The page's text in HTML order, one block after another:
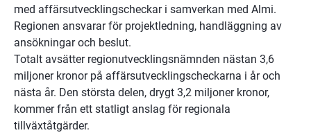
med affärsutvecklingscheckar i samverkan med Almi.
Regionen ansvarar för projektledning, handläggning av
ansökningar och beslut.
Totalt avsätter regionutvecklingsnämnden nästan 3,6
miljoner kronor på affärsutvecklingscheckarna i år och
nästa år. Den största delen, drygt 3,2 miljoner kronor,
kommer från ett statligt anslag för regionala
tillväxtåtgärder.